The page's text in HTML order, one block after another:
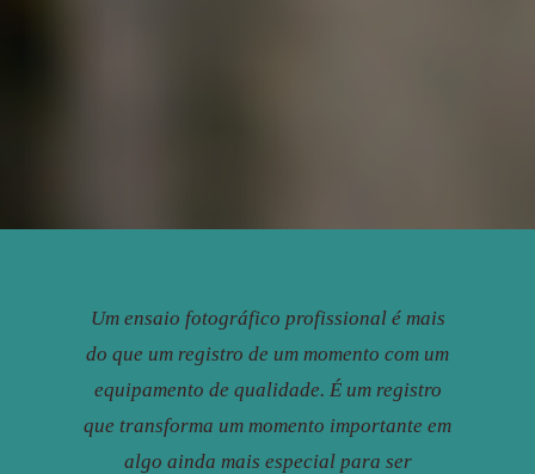
Um ensaio fotográfico profissional é mais
do que um registro de um momento com um
equipamento de qualidade. É um registro
que transforma um momento importante em
algo ainda mais especial para ser